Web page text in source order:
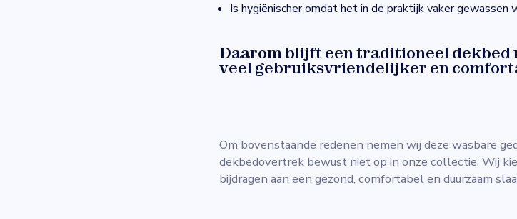
Is hygiënischer omdat het in de praktijk vaker gewassen
Daarom blijft een traditioneel
veel gebruiksvriendelijker en
Om bovenstaande redenen nemen wij deze wasbare
dekbedovertrek bewust niet op in onze collectie. Wij
bijdragen aan een gezond, comfortabel en duurzaam